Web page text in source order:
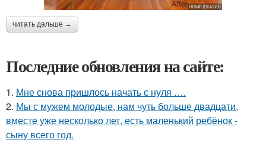
читать дальше →
Последние обновления на сайте:
1. Мне снова пришлось начать с нуля ….
2. Мы с мужем молодые, нам чуть больше двадцати,
вместе уже несколько лет, есть маленький ребёнок -
сыну всего год.